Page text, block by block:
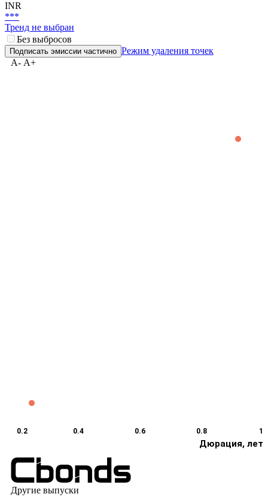
INR
***
Тренд не выбран
Без выбросов
Режим удаления точек